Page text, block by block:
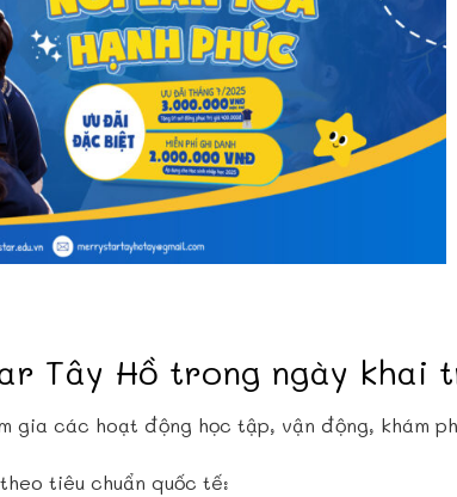
Tây Hồ trong ngày khai
gia các hoạt động học tập, vận động, khám
tiêu chuẩn quốc tế: